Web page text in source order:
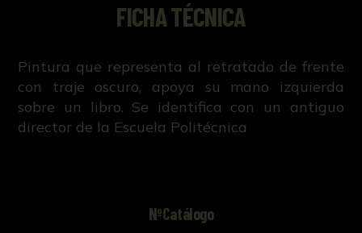
FICHA TÉCNICA
Pintura que representa al retratado de frente
con traje oscuro, apoya su mano izquierda
sobre un libro. Se identifica con un antiguo
director de la Escuela Politécnica
NºCatálogo